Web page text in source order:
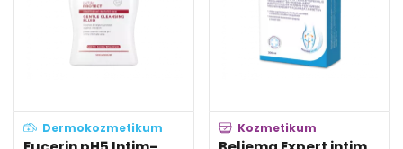
Dermokozmetikum Kozmetikum